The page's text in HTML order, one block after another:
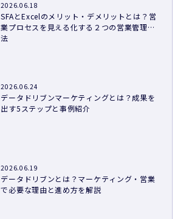
2026.06.18
SFAとExcelのメリット・デメリットとは？営
業プロセスを見える化する２つの営業管理方
法
2026.06.24
データドリブンマーケティングとは？成果を
出す5ステップと事例紹介
2026.06.19
データドリブンとは？マーケティング・営業
で必要な理由と進め方を解説